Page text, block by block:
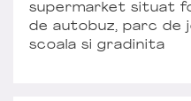
supermarket situat
de autobuz, parc de
scoala si gradinita